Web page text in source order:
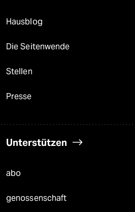
Hausblog
Die Seitenwende
Stellen
Presse
Unterstützen
abo
genossenschaft